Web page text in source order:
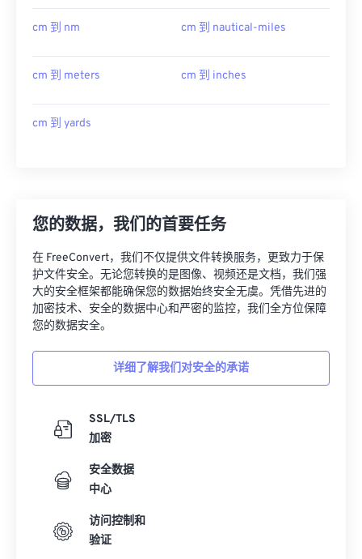
cm 到 nm cm 到 nautical-miles
cm 到 meters cm 到 inches
cm 到 yards
您的数据，我们的首要任务
在 FreeConvert，我们不仅提供文件转换服务，更致力于保
护文件安全。无论您转换的是图像、视频还是文档，我们强
大的安全框架都能确保您的数据始终安全无虞。凭借先进的
加密技术、安全的数据中心和严密的监控，我们全方位保障
您的数据安全。
详细了解我们对安全的承诺
SSL/TLS
加密
安全数据
中心
访问控制和
验证